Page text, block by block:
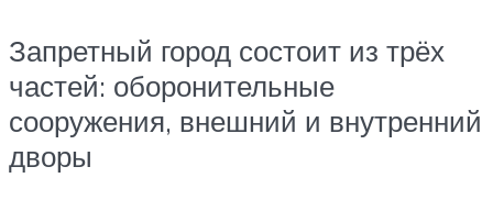
Запретный город состоит из трёх
частей: оборонительные
сооружения, внешний и внутренний
дворы